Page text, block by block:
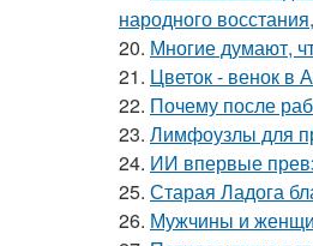
народного
20. Многие думают,
21. Цветок - венок в
22. Почему после
23. Лимфоузлы для
24. ИИ впервые
25. Старая Ладога
26. Мужчины и